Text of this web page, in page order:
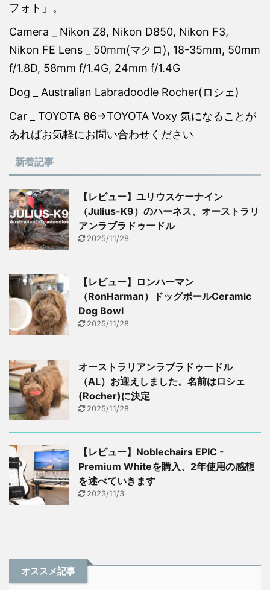
フォト」。
Camera _ Nikon Z8, Nikon D850, Nikon F3,
Nikon FE Lens _ 50mm(マクロ), 18-35mm, 50mm
f/1.8D, 58mm f/1.4G, 24mm f/1.4G
Dog _ Australian Labradoodle Rocher(ロシェ)
Car _ TOYOTA 86→TOYOTA Voxy 気になることが
あればお気軽にお問い合わせください
新着記事
【レビュー】ユリウスケーナイン
（Julius-K9）のハーネス、オーストラリ
アンラブラドゥードル
2025/11/28
【レビュー】ロンハーマン
（RonHarman）ドッグボールCeramic
Dog Bowl
2025/11/28
オーストラリアンラブラドゥードル
（AL）お迎えしました。名前はロシェ
(Rocher)に決定
2025/11/28
【レビュー】Noblechairs EPIC -
Premium Whiteを購入、2年使用の感想
を述べていきます
2023/11/3
オススメ記事